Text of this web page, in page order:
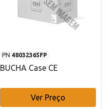
PN 48032365FP
BUCHA Case CE
Ver Preço